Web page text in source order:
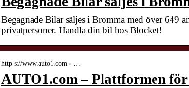
Begagnade Bilar säljes i Bromma med över 649
privatpersoner. Handla din bil hos Blocket!
http s://www.auto1.com › …
AUTO1.com – Plattformen